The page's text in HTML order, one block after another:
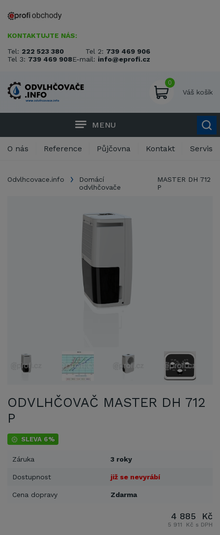
KONTAKTUJTE NÁS:
Tel: 222 523 380 Tel 2: 739 469 906
Tel 3: 739 469 908E-mail: info@eprofi.cz
0
Váš košík
MENU
O nás Reference Půjčovna Kontakt Servis
Odvlhcovace.info
Domácí
odvlhčovače
MASTER DH 712
P
ODVLHČOVAČ MASTER DH 712
P
SLEVA 6%
Záruka 3 roky
Dostupnost již se nevyrábí
Cena dopravy Zdarma
4 885 Kč
5 911 Kč s DPH